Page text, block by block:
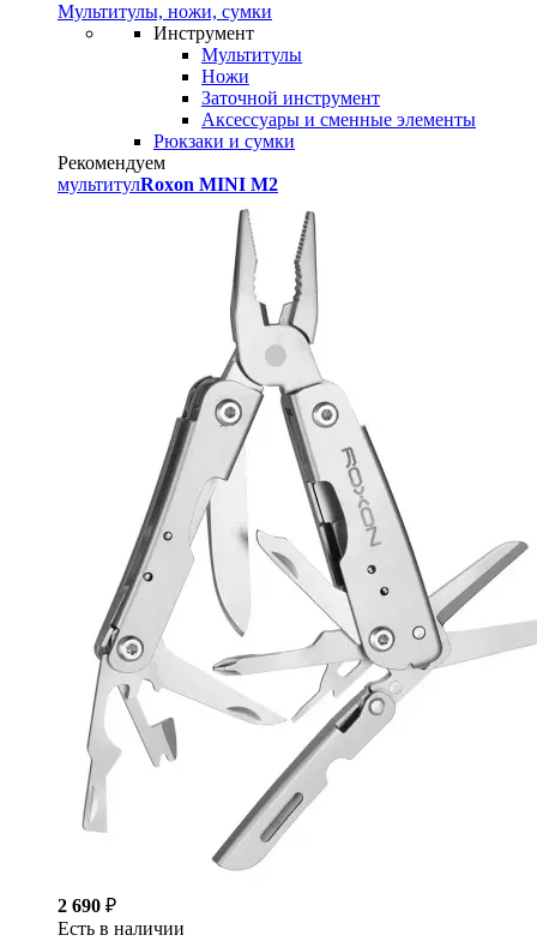
Мультитулы, ножи, сумки
Инструмент
Мультитулы
Ножи
Заточной инструмент
Аксессуары и сменные элементы
Рюкзаки и сумки
Рекомендуем
мультитулRoxon MINI M2
2 690 ₽
Есть в наличии